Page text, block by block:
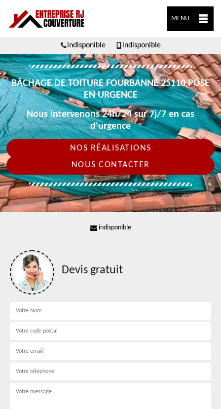
MENU
indisponible indisponible
BÂCHAGE DE TOITURE FOURBANNE 25110 POSE
EN URGENCE
Nous intervenons 24h/24 sur 7j/7 en cas
d'urgence
NOS RÉALISATIONS
NOUS CONTACTER
indisponible
Devis gratuit